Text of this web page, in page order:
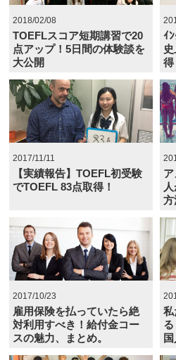
2018/02/08
TOEFLスコア短期講習で20
点アップ！5日間の体験談を
大公開
ｲ
得
2017/11/11
【実績報告】TOEFL初受験
でTOEFL 83点取得！
方
2017/10/23
雇用保険を払っていたら絶
対利用すべき！給付金コー
スの魅力、まとめ。
私